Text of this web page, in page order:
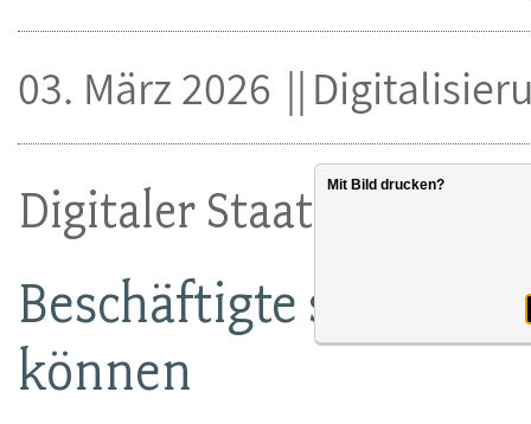
Digitaler Staat 2026
Beschäftigte sollen
können
03. März 2026
Mit Bild drucken?